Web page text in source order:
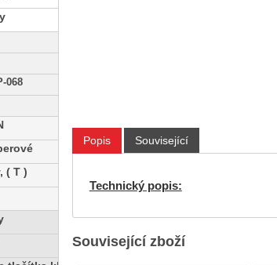
Popis Související
Technický popis:
Související zboží
068
( T )